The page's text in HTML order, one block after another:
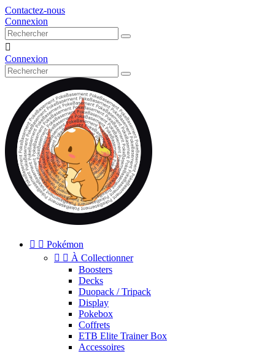
Contactez-nous
Connexion

Connexion
  Pokémon
  À Collectionner
Boosters
Decks
Duopack / Tripack
Display
Pokebox
Coffrets
ETB Elite Trainer Box
Accessoires